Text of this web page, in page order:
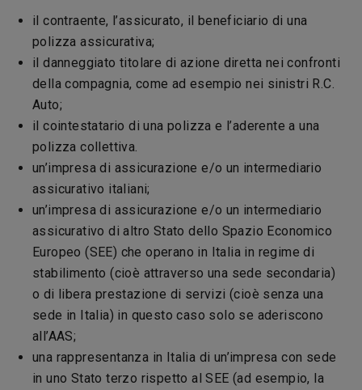
il contraente, l’assicurato, il beneficiario di una
polizza assicurativa;
il danneggiato titolare di azione diretta nei confronti
della compagnia, come ad esempio nei sinistri R.C.
Auto;
il cointestatario di una polizza e l’aderente a una
polizza collettiva.
un’impresa di assicurazione e/o un intermediario
assicurativo italiani;
un’impresa di assicurazione e/o un intermediario
assicurativo di altro Stato dello Spazio Economico
Europeo (SEE) che operano in Italia in regime di
stabilimento (cioè attraverso una sede secondaria)
o di libera prestazione di servizi (cioè senza una
sede in Italia) in questo caso solo se aderiscono
all’AAS;
una rappresentanza in Italia di un’impresa con sede
in uno Stato terzo rispetto al SEE (ad esempio, la